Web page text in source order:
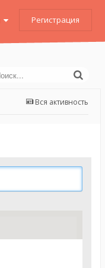
Регистрация
Вся активность